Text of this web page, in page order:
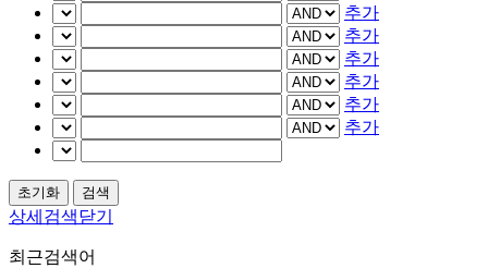
추가
추가
추가
추가
추가
추가
상세검색닫기
최근검색어